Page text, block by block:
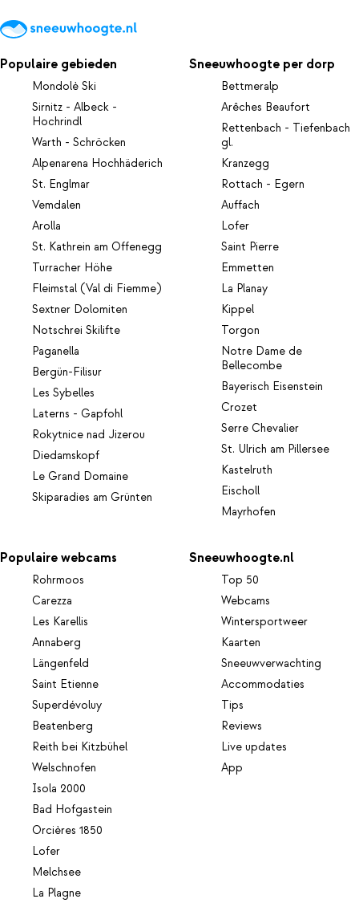
Populaire gebieden
Mondolè Ski
Sirnitz - Albeck -
Hochrindl
Warth - Schröcken
Alpenarena Hochhäderich
St. Englmar
Vemdalen
Arolla
St. Kathrein am Offenegg
Turracher Höhe
Fleimstal (Val di Fiemme)
Sextner Dolomiten
Notschrei Skilifte
Paganella
Bergün-Filisur
Les Sybelles
Laterns - Gapfohl
Rokytnice nad Jizerou
Diedamskopf
Le Grand Domaine
Skiparadies am Grünten
Sneeuwhoogte per dorp
Bettmeralp
Arêches Beaufort
Rettenbach - Tiefenbach
gl.
Kranzegg
Rottach - Egern
Auffach
Lofer
Saint Pierre
Emmetten
La Planay
Kippel
Torgon
Notre Dame de
Bellecombe
Bayerisch Eisenstein
Crozet
Serre Chevalier
St. Ulrich am Pillersee
Kastelruth
Eischoll
Mayrhofen
Populaire webcams
Rohrmoos
Carezza
Les Karellis
Annaberg
Längenfeld
Saint Etienne
Superdévoluy
Beatenberg
Reith bei Kitzbühel
Welschnofen
Isola 2000
Bad Hofgastein
Orcières 1850
Lofer
Melchsee
La Plagne
Sneeuwhoogte.nl
Top 50
Webcams
Wintersportweer
Kaarten
Sneeuwverwachting
Accommodaties
Tips
Reviews
Live updates
App